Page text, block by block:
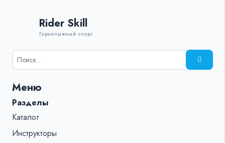
Rider Skill
Горнолыжный спорт
Результаты
поиска
%s:
Меню
Разделы
Каталог
Инструкторы